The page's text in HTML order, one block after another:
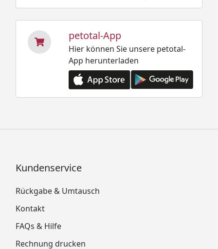
petotal-App
Hier können Sie unsere petotal-
App herunterladen
Kundenservice
Rückgabe & Umtausch
Kontakt
FAQs & Hilfe
Rechnung drucken